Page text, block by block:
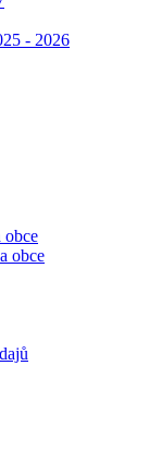
- 2026
obce
obce